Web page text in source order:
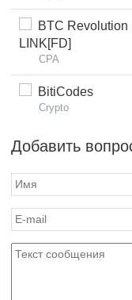
BTC Revolution
LINK[FD]
CPA
BitiCodes
Crypto
Добавить